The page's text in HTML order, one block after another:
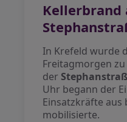
Kellerbrand
In Krefeld wurde
Freitagmorgen
der
Uhr begann der
Einsatzkräfte aus
mobilisierte.